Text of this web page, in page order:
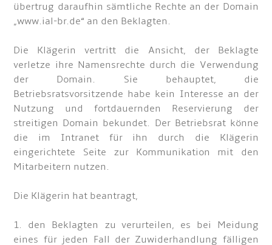
übertrug daraufhin sämtliche Rechte an der Domain
„www.ial-br.de“ an den Beklagten.
Die Klägerin vertritt die Ansicht, der Beklagte
verletze ihre Namensrechte durch die Verwendung
der Domain. Sie behauptet, die
Betriebsratsvorsitzende habe kein Interesse an der
Nutzung und fortdauernden Reservierung der
streitigen Domain bekundet. Der Betriebsrat könne
die im Intranet für ihn durch die Klägerin
eingerichtete Seite zur Kommunikation mit den
Mitarbeitern nutzen.
Die Klägerin hat beantragt,
1. den Beklagten zu verurteilen, es bei Meidung
eines für jeden Fall der Zuwiderhandlung fälligen